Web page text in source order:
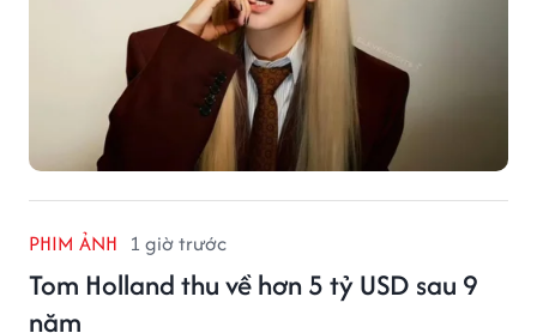
PHIM ẢNH 1 giờ trước
Tom Holland thu về hơn 5 tỷ USD sau 9
năm